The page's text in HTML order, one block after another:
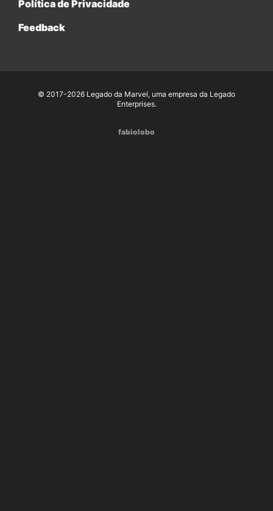
Política de Privacidade
Feedback
© 2017-2026 Legado da Marvel, uma empresa da Legado
Enterprises.
fabiolobo